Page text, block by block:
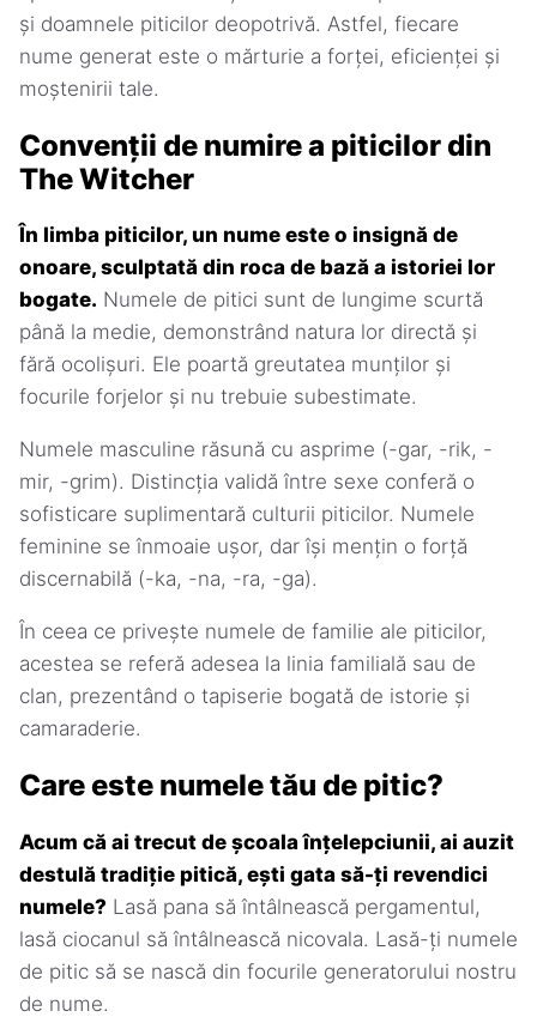
și doamnele piticilor deopotrivă. Astfel, fiecare
nume generat este o mărturie a forței, eficienței și
moștenirii tale.
Convenții de numire a piticilor din
The Witcher
În limba piticilor, un nume este o insignă de
onoare, sculptată din roca de bază a istoriei lor
bogate. Numele de pitici sunt de lungime scurtă
până la medie, demonstrând natura lor directă și
fără ocolișuri. Ele poartă greutatea munților și
focurile forjelor și nu trebuie subestimate.
Numele masculine răsună cu asprime (-gar, -rik, -
mir, -grim). Distincția validă între sexe conferă o
sofisticare suplimentară culturii piticilor. Numele
feminine se înmoaie ușor, dar își mențin o forță
discernabilă (-ka, -na, -ra, -ga).
În ceea ce privește numele de familie ale piticilor,
acestea se referă adesea la linia familială sau de
clan, prezentând o tapiserie bogată de istorie și
camaraderie.
Care este numele tău de pitic?
Acum că ai trecut de școala înțelepciunii, ai auzit
destulă tradiție pitică, ești gata să-ți revendici
numele? Lasă pana să întâlnească pergamentul,
lasă ciocanul să întâlnească nicovala. Lasă-ți numele
de pitic să se nască din focurile generatorului nostru
de nume.